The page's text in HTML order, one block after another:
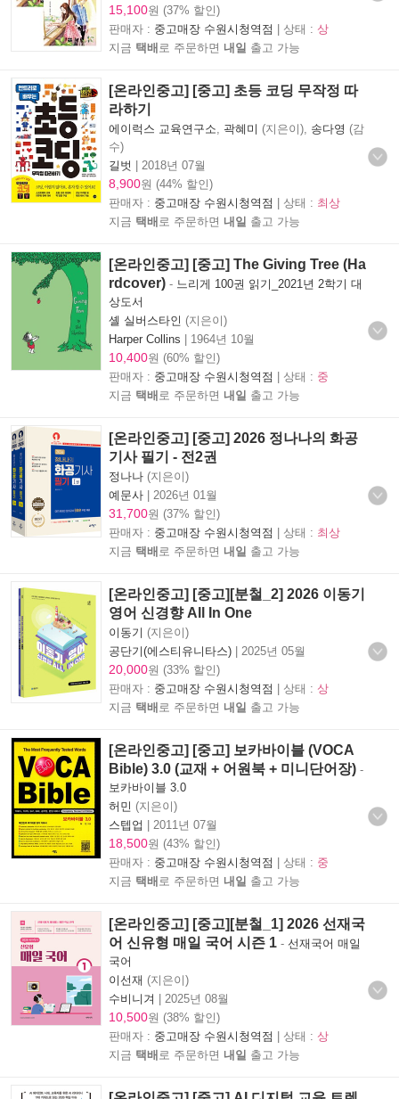
15,100원 (37% 할인)
판매자 : 중고매장 수원시청역점 | 상태 : 상
지금 택배 로 주문하면 내일 출고 가능
[온라인중고] [중고] 초등 코딩 무작정 따
라하기
에이럭스 교육연구소, 곽혜미 (지은이), 송다영 (감
수)
길벗
2018년 07월
8,900원 (44% 할인)
판매자 : 중고매장 수원시청역점 | 상태 : 최상
지금 택배 로 주문하면 내일 출고 가능
[온라인중고] [중고] The Giving Tree (Ha
rdcover) - 느리게 100권 읽기_2021년 2학기 대
상도서
셸 실버스타인 (지은이)
Harper Collins
1964년 10월
10,400원 (60% 할인)
판매자 : 중고매장 수원시청역점 | 상태 : 중
지금 택배 로 주문하면 내일 출고 가능
[온라인중고] [중고] 2026 정나나의 화공
기사 필기 - 전2권
정나나 (지은이)
예문사
2026년 01월
31,700원 (37% 할인)
판매자 : 중고매장 수원시청역점 | 상태 : 최상
지금 택배 로 주문하면 내일 출고 가능
[온라인중고] [중고][분철_2] 2026 이동기
영어 신경향 All In One
이동기 (지은이)
공단기(에스티유니타스)
2025년 05월
20,000원 (33% 할인)
판매자 : 중고매장 수원시청역점 | 상태 : 상
지금 택배 로 주문하면 내일 출고 가능
[온라인중고] [중고] 보카바이블 (VOCA
Bible) 3.0 (교재 + 어원북 + 미니단어장) -
보카바이블 3.0
허민 (지은이)
스텝업
2011년 07월
18,500원 (43% 할인)
판매자 : 중고매장 수원시청역점 | 상태 : 중
지금 택배 로 주문하면 내일 출고 가능
[온라인중고] [중고][분철_1] 2026 선재국
어 신유형 매일 국어 시즌 1 - 선재국어 매일
국어
이선재 (지은이)
수비니겨
2025년 08월
10,500원 (38% 할인)
판매자 : 중고매장 수원시청역점 | 상태 : 상
지금 택배 로 주문하면 내일 출고 가능